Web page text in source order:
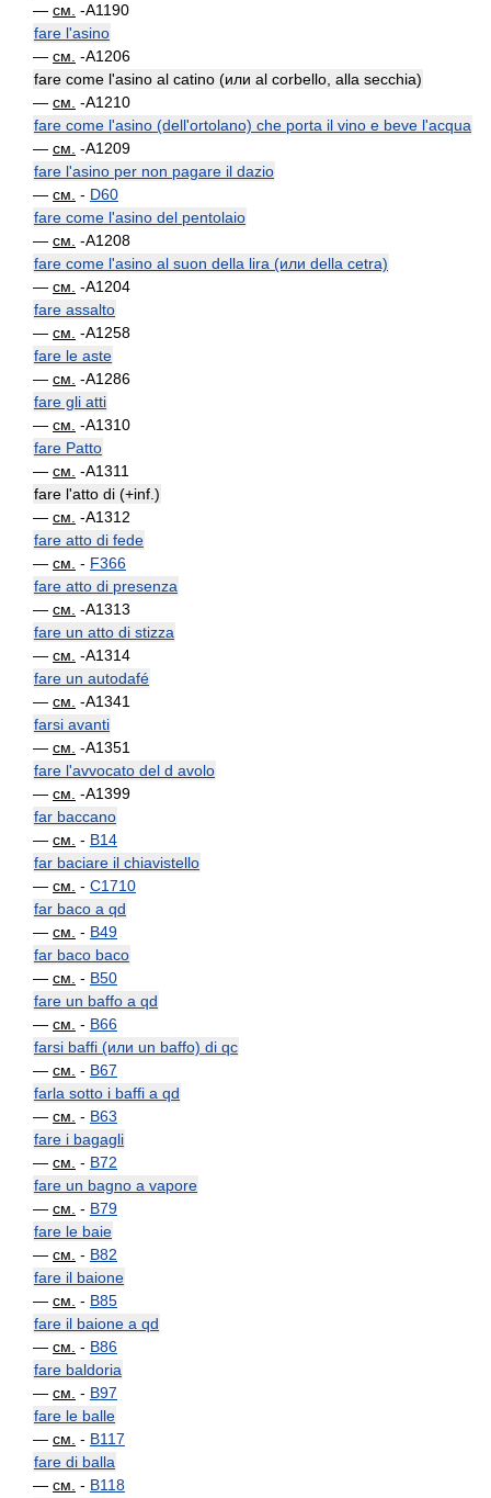
— см. -A1190
fare l'asino
— см. -A1206
fare come l'asino al catino (или al corbello, alla secchia)
— см. -A1210
fare come l'asino (dell'ortolano) che porta il vino e beve l'acqua
— см. -A1209
fare l'asino per non pagare il dazio
— см. - D60
fare come l'asino del pentolaio
— см. -A1208
fare come l'asino al suon della lira (или della cetra)
— см. -A1204
fare assalto
— см. -A1258
fare le aste
— см. -A1286
fare gli atti
— см. -A1310
fare Patto
— см. -A1311
fare l'atto di (+inf.)
— см. -A1312
fare atto di fede
— см. - F366
fare atto di presenza
— см. -A1313
fare un atto di stizza
— см. -A1314
fare un autodafé
— см. -A1341
farsi avanti
— см. -A1351
fare l'avvocato del d avolo
— см. -A1399
far baccano
— см. - B14
far baciare il chiavistello
— см. - C1710
far baco a qd
— см. - B49
far baco baco
— см. - B50
fare un baffo a qd
— см. - B66
farsi baffi (или un baffo) di qc
— см. - B67
farla sotto i baffi a qd
— см. - B63
fare i bagagli
— см. - B72
fare un bagno a vapore
— см. - B79
fare le baie
— см. - B82
fare il baione
— см. - B85
fare il baione a qd
— см. - B86
fare baldoria
— см. - B97
fare le balle
— см. - B117
fare di balla
— см. - B118